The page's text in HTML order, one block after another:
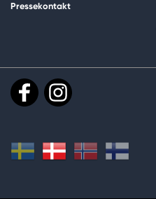
Pressekontakt